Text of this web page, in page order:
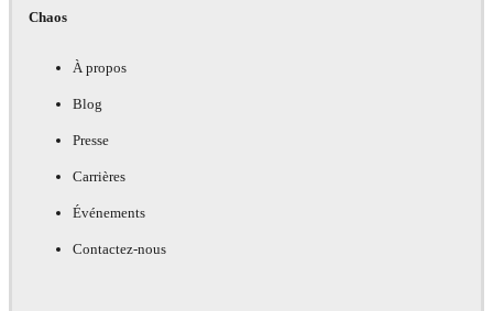
Chaos
À propos
Blog
Presse
Carrières
Événements
Contactez-nous